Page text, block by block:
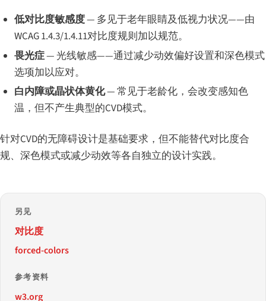
低对比度敏感度— 多见于老年眼睛及低视力状况——由
WCAG 1.4.3/1.4.11对比度规则加以规范。
畏光症— 光线敏感——通过减少动效偏好设置和深色模式
选项加以应对。
白内障或晶状体黄化— 常见于老龄化，会改变感知色
温，但不产生典型的CVD模式。
针对CVD的无障碍设计是基础要求，但不能替代对比度合
规、深色模式或减少动效等各自独立的设计实践。
另见
对比度
forced-colors
参考资料
w3.org